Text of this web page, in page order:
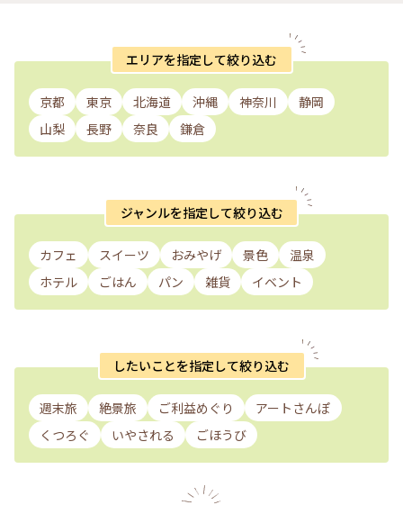
エリアを指定して絞り込む
京都 東京 北海道 沖縄 神奈川
静岡
山梨
長野 奈良 鎌倉
ジャンルを指定して絞り込む
カフェ スイーツ おみやげ 景色
温泉
ホテル
ごはん パン 雑貨 イベント
したいことを指定して絞り込む
週末旅 絶景旅 ご利益めぐり
アートさんぽ
くつろぐ
いやされる ごほうび